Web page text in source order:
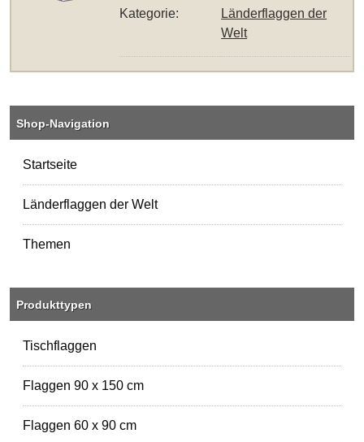
Kategorie:
Länderflaggen der
Welt
Shop-Navigation
Startseite
Länderflaggen der Welt
Themen
Produkttypen
Tischflaggen
Flaggen 90 x 150 cm
Flaggen 60 x 90 cm